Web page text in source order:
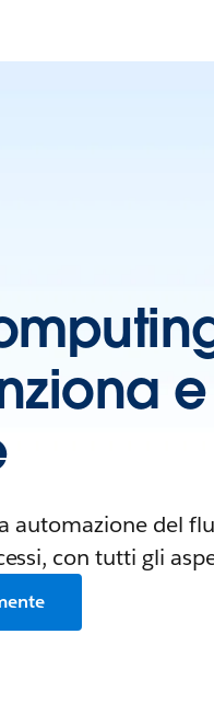
automazione del
con tutti gli